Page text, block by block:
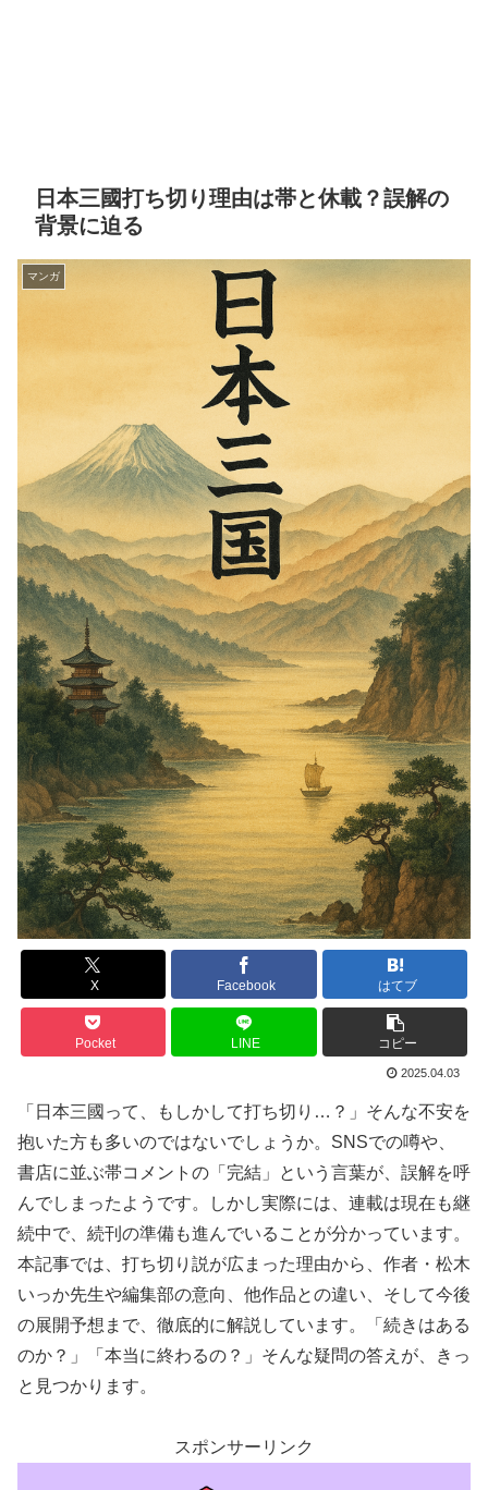
日本三國打ち切り理由は帯と休載？誤解の
背景に迫る
マンガ
X Facebook はてブ
Pocket LINE コピー
2025.04.03
「日本三國って、もしかして打ち切り…？」そんな不安を
抱いた方も多いのではないでしょうか。SNSでの噂や、
書店に並ぶ帯コメントの「完結」という言葉が、誤解を呼
んでしまったようです。しかし実際には、連載は現在も継
続中で、続刊の準備も進んでいることが分かっています。
本記事では、打ち切り説が広まった理由から、作者・松木
いっか先生や編集部の意向、他作品との違い、そして今後
の展開予想まで、徹底的に解説しています。「続きはある
のか？」「本当に終わるの？」そんな疑問の答えが、きっ
と見つかります。
スポンサーリンク